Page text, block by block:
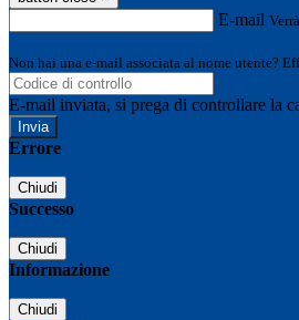
E-mail
Non hai una e-mail associata al nome utente?
E-mail inviata, si prega di controllare la
Errore
Chiudi
Successo
Chiudi
Informazione
Chiudi